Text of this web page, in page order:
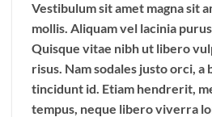
Vestibulum sit amet magna sit
mollis. Aliquam vel lacinia
Quisque vitae nibh ut libero
risus. Nam sodales justo orci, a
tincidunt id. Etiam hendrerit,
tempus, neque libero viverra